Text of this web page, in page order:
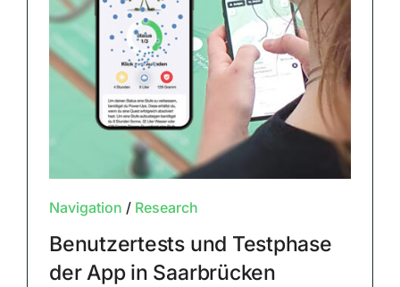
Navigation / Research
Benutzertests und Testphase
der App in Saarbrücken